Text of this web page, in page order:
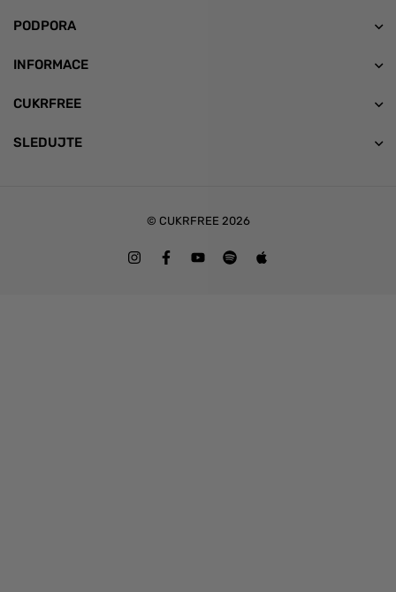
PODPORA
INFORMACE
CUKRFREE
SLEDUJTE
© CUKRFREE 2026